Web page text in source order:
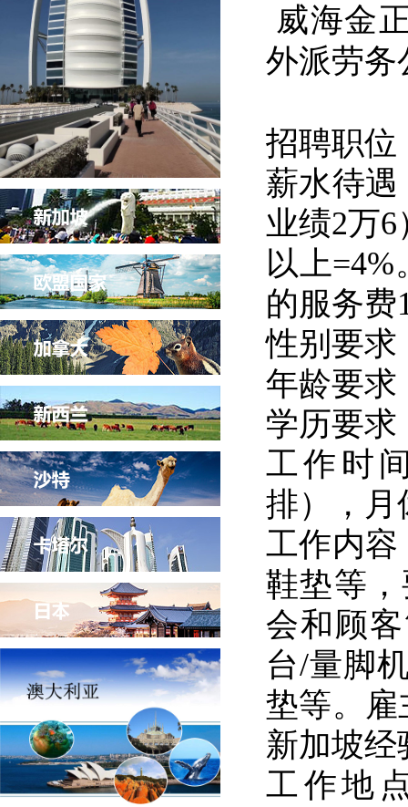
威海金
外派劳
招聘职位
薪水待遇
业绩2万6
以上
的服务费
性别要求
年龄要求
学历要求
工作时
排），月
工作内容
鞋垫等
会和顾
台/量脚
垫等。雇
新加坡经
工作地